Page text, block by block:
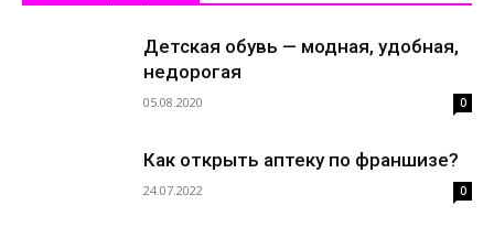
Детская обувь — модная, удобная,
недорогая
05.08.2020 0
Как открыть аптеку по франшизе?
24.07.2022 0